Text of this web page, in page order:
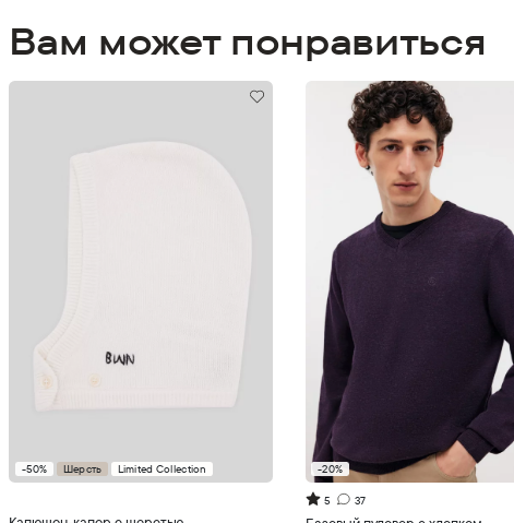
Вам может понравиться
-50% Шерсть Limited Collection -20%
5 37